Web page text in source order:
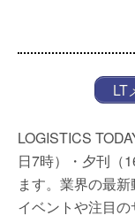
LT
LOGISTICS
日7時）・夕刊（
ます。業界の最
イベントや注目の